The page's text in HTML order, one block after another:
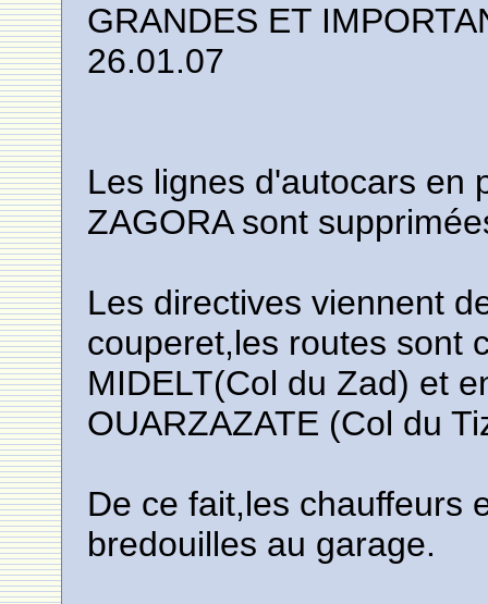
GRANDES ET
26.01.07
Les lignes d'autocars en
ZAGORA sont
Les directives viennent
couperet,les routes sont
MIDELT(Col du Zad) et
OUARZAZATE (Col du
De ce fait,les chauffeurs
bredouilles au garage.